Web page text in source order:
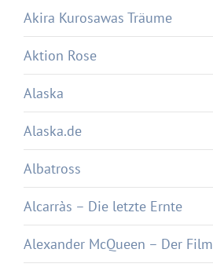
Akira Kurosawas Träume
Aktion Rose
Alaska
Alaska.de
Albatross
Alcarràs – Die letzte Ernte
Alexander McQueen – Der Film